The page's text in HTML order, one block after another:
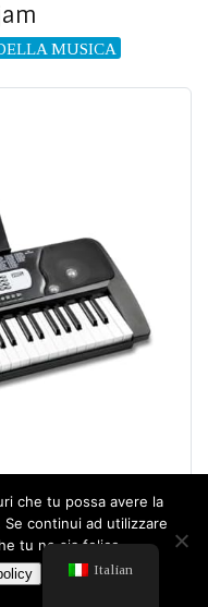
MUSICA
Italian
che tu possa avere la
continui ad utilizzare
tu ne sia felice.